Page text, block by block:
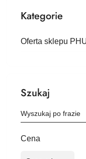
Kategorie
Oferta sklepu
Szukaj
Cena